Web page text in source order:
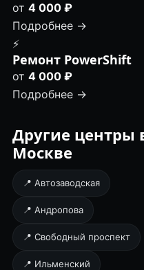
от 4 000 ₽
Подробнее →
⚡
Ремонт PowerShift
от 4 000 ₽
Подробнее →
Другие центры
Москве
📍 Автозаводская
📍 Андропова
📍 Свободный проспект
📍 Ильменский